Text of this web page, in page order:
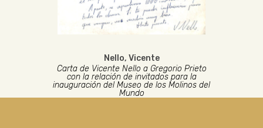
Nello, Vicente
Carta de Vicente Nello a Gregorio Prieto
con la relación de invitados para la
inauguración del Museo de los Molinos del
Mundo